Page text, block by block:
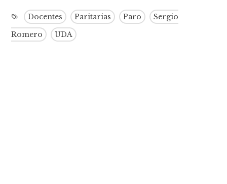
Docentes Paritarias Paro
Sergio
Romero
UDA